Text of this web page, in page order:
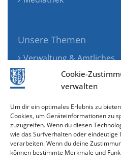
Cookie-
verwalten
Um dir ein optimales Erlebnis zu
Cookies, um Geräteinformationen zu
zuzugreifen. Wenn du diesen
wie das Surfverhalten oder eindeutige
verarbeiten. Wenn du deine
können bestimmte Merkmale und
Unsere Themen
Verwaltung & Amtliches
Jugend, Familie &
Tourismus, Freizeit &
Wirtschaft & Verkehr
Senioren & Inklusion